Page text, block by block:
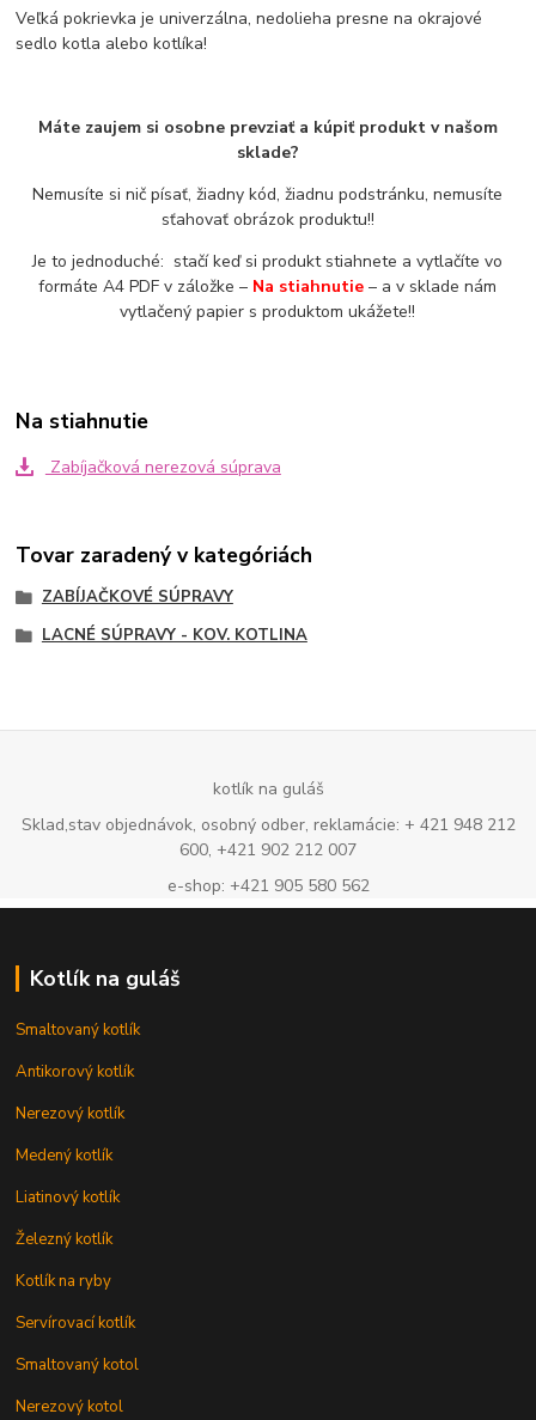
Veľká pokrievka je univerzálna, nedolieha presne na okrajové
sedlo kotla alebo kotlíka!
Máte zaujem si osobne prevziať a kúpiť produkt v našom
sklade?
Nemusíte si nič písať, žiadny kód, žiadnu podstránku, nemusíte
sťahovať obrázok produktu!!
Je to jednoduché: stačí keď si produkt stiahnete a vytlačíte vo
formáte A4 PDF v záložke – Na stiahnutie – a v sklade nám
vytlačený papier s produktom ukážete!!
Na stiahnutie
Zabíjačková nerezová súprava
Tovar zaradený v kategóriách
ZABÍJAČKOVÉ SÚPRAVY
LACNÉ SÚPRAVY - KOV. KOTLINA
kotlík na guláš
Sklad,stav objednávok, osobný odber, reklamácie: + 421 948 212
600, +421 902 212 007
e-shop: +421 905 580 562
Kotlík na guláš
Smaltovaný kotlík
Antikorový kotlík
Nerezový kotlík
Medený kotlík
Liatinový kotlík
Železný kotlík
Kotlík na ryby
Servírovací kotlík
Smaltovaný kotol
Nerezový kotol